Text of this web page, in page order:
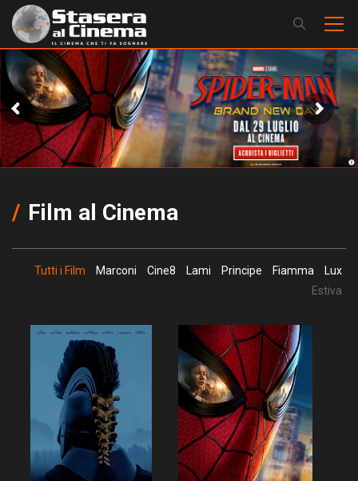
Film al Cinema
Tutti i Film Marconi Cine8 Lami Principe Fiamma
Lux
Estiva